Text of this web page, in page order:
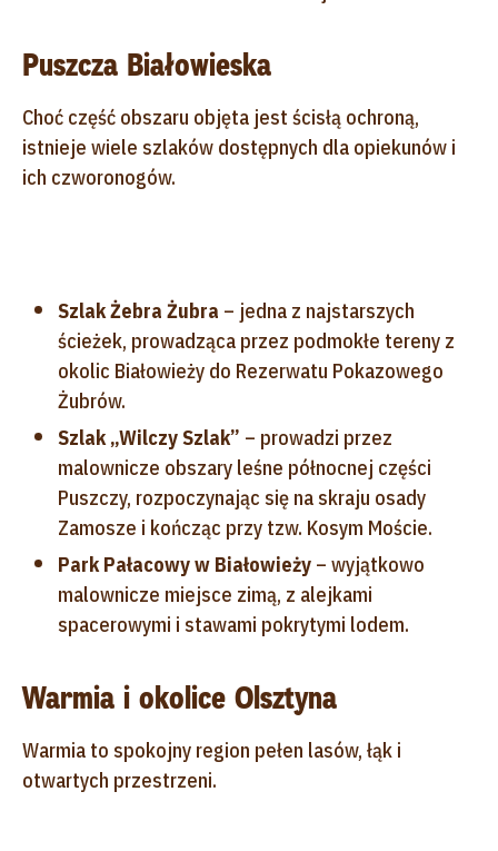
Puszcza Białowieska
Choć część obszaru objęta jest ścisłą ochroną,
istnieje wiele szlaków dostępnych dla opiekunów i
ich czworonogów.
Szlak Żebra Żubra – jedna z najstarszych
ścieżek, prowadząca przez podmokłe tereny z
okolic Białowieży do Rezerwatu Pokazowego
Żubrów.
Szlak „Wilczy Szlak” – prowadzi przez
malownicze obszary leśne północnej części
Puszczy, rozpoczynając się na skraju osady
Zamosze i kończąc przy tzw. Kosym Moście.
Park Pałacowy w Białowieży – wyjątkowo
malownicze miejsce zimą, z alejkami
spacerowymi i stawami pokrytymi lodem.
Warmia i okolice Olsztyna
Warmia to spokojny region pełen lasów, łąk i
otwartych przestrzeni.